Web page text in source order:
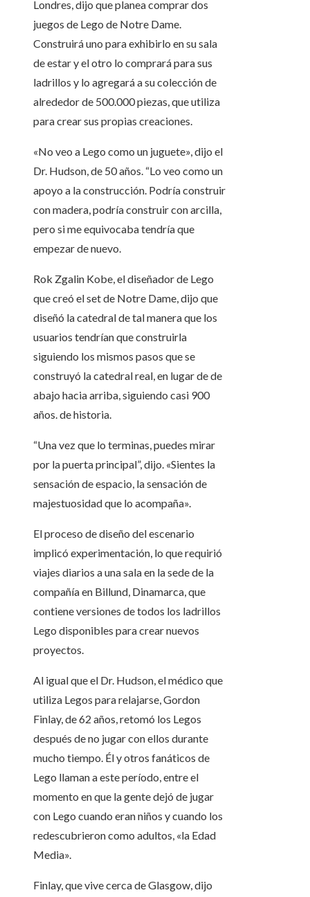
Londres, dijo que planea comprar dos
juegos de Lego de Notre Dame.
Construirá uno para exhibirlo en su sala
de estar y el otro lo comprará para sus
ladrillos y lo agregará a su colección de
alrededor de 500.000 piezas, que utiliza
para crear sus propias creaciones.
«No veo a Lego como un juguete», dijo el
Dr. Hudson, de 50 años. “Lo veo como un
apoyo a la construcción. Podría construir
con madera, podría construir con arcilla,
pero si me equivocaba tendría que
empezar de nuevo.
Rok Zgalin Kobe, el diseñador de Lego
que creó el set de Notre Dame, dijo que
diseñó la catedral de tal manera que los
usuarios tendrían que construirla
siguiendo los mismos pasos que se
construyó la catedral real, en lugar de de
abajo hacia arriba, siguiendo casi 900
años. de historia.
“Una vez que lo terminas, puedes mirar
por la puerta principal”, dijo. «Sientes la
sensación de espacio, la sensación de
majestuosidad que lo acompaña».
El proceso de diseño del escenario
implicó experimentación, lo que requirió
viajes diarios a una sala en la sede de la
compañía en Billund, Dinamarca, que
contiene versiones de todos los ladrillos
Lego disponibles para crear nuevos
proyectos.
Al igual que el Dr. Hudson, el médico que
utiliza Legos para relajarse, Gordon
Finlay, de 62 años, retomó los Legos
después de no jugar con ellos durante
mucho tiempo. Él y otros fanáticos de
Lego llaman a este período, entre el
momento en que la gente dejó de jugar
con Lego cuando eran niños y cuando los
redescubrieron como adultos, «la Edad
Media».
Finlay, que vive cerca de Glasgow, dijo